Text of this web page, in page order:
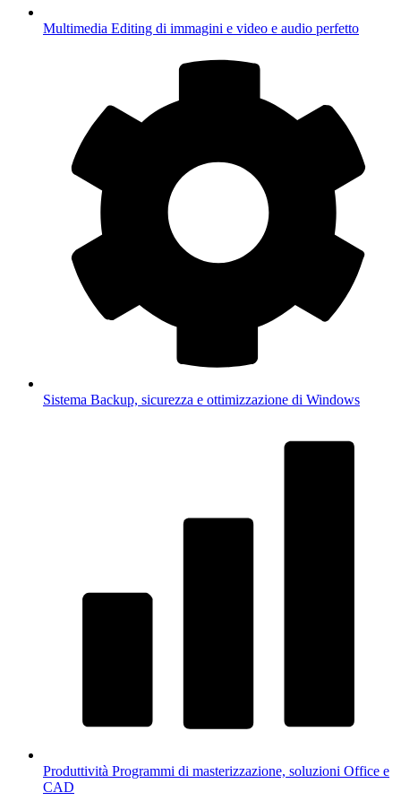
Multimedia Editing di immagini e video e audio perfetto
Sistema Backup, sicurezza e ottimizzazione di Windows
Produttività Programmi di masterizzazione, soluzioni Office e
CAD